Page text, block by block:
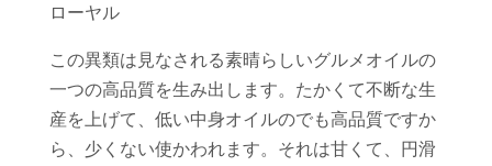
ローヤル
この異類は見なされる素晴らしいグルメオイルの
一つの高品質を生み出します。たかくて不断な生
産を上げて、低い中身オイルのでも高品質ですか
ら、少くない使かわれます。それは甘くて、円滑